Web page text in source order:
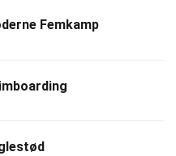
Femkamp